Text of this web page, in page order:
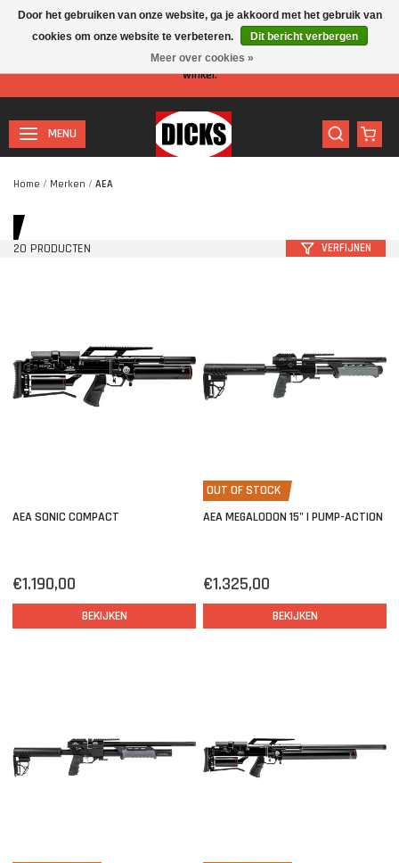
Let op: I.v.m. de zomervakantie is er minder personeel aanwezig in de
winkel.
MENU
Home / Merken / AEA
20 PRODUCTEN VERFIJNEN
AEA SONIC COMPACT
€1.190,00
BEKIJKEN
OUT OF STOCK
AEA MEGALODON 15" | PUMP-ACTION
€1.325,00
BEKIJKEN
Door het gebruiken van onze website, ga je akkoord met het gebruik van
cookies om onze website te verbeteren.
Dit bericht verbergen
Meer over cookies »